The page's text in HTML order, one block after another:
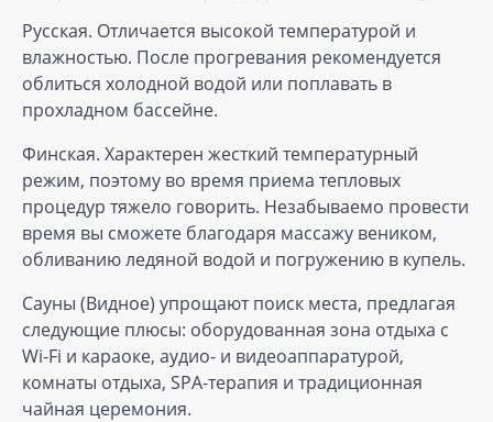
Русская. Отличается высокой температурой и
влажностью. После прогревания рекомендуется
облиться холодной водой или поплавать в
прохладном бассейне.
Финская. Характерен жесткий температурный
режим, поэтому во время приема тепловых
процедур тяжело говорить. Незабываемо провести
время вы сможете благодаря массажу веником,
обливанию ледяной водой и погружению в купель.
Сауны (Видное) упрощают поиск места, предлагая
следующие плюсы: оборудованная зона отдыха с
Wi-Fi и караоке, аудио- и видеоаппаратурой,
комнаты отдыха, SPA-терапия и традиционная
чайная церемония.